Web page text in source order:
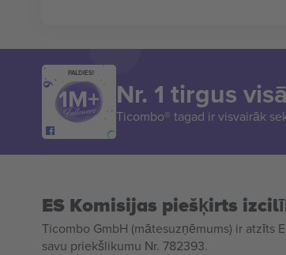
PALDIES!
Nr. 1 tirgus
Ticombo® tagad ir visvairāk
ES Komisijas piešķirts
Ticombo GmbH (mātesuzņēmums) ir atzīts
savu priekšlikumu Nr. 782393.